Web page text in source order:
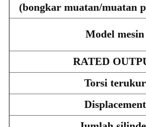
(bongkar muatan/muatan
Model mesin
RATED
Torsi terukur
Displacement